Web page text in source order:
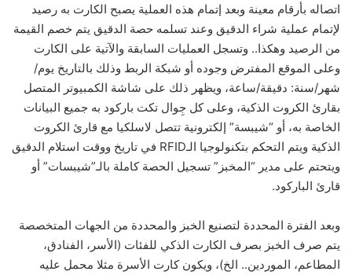
اتصاله بأرقام معينة وبعد إتمام هذه العملية يصبح الكارت به رصيد
لإتمام عملية شراء الدقيق وعند تسلمه حصة الدقيق يتم خصم القيمة
من الرصيد وهكذا.. وتسجل العمليات السابقة والآتية على الكارت
وعلى الموقع المفترض وجوده أو شبكة الربط وذلك بالتاريخ يوم/
شهر/سنة: دقيقة/ساعة، ويظهر ذلك على شاشة الكمبيوتر المتصل
بقارئ الكروت الذكية، وعلى كل جِوال تكت باركود به جميع البيانات
الخاصة به، أو “شيبسة” إلكترونية تتصل لاسلكيا مع قارئ الكروت
الذكية ويتم التحكم بتكنولوجيا الـRFID في تاريخ ووقت استلام الدقيق
ويتحتم على مدير “المخبز” تسجيل الحصة كاملة بالـ”شيبسات” أو
قارئ الباركود.
وبعد الفترة المحددة لتصنيع الخبز والمحددة من الجهات المتخصصة
يتم صرف الخبز بصرف الكارت الذكي للفئات (الأسر، الفنادق،
المطاعم، الموردين.. الخ)، ويكون كارت الأسرة مثلا محمل عليه